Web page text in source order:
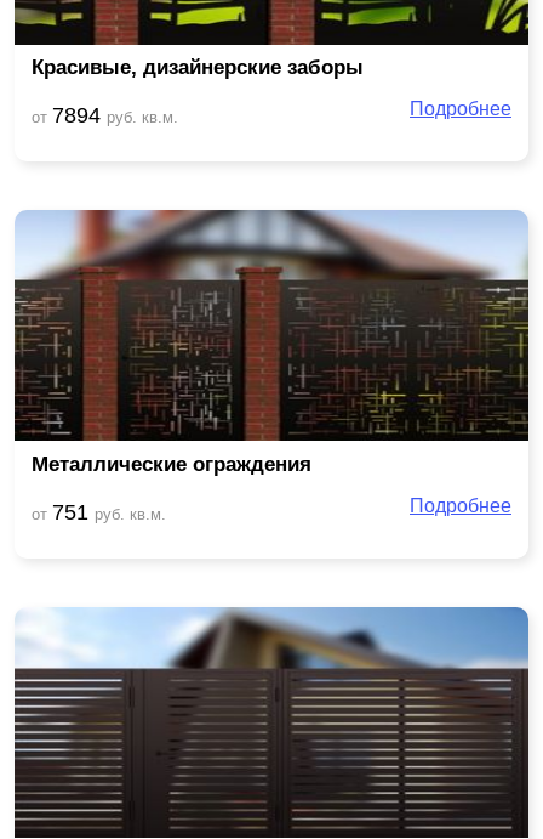
Красивые, дизайнерские заборы
от 7894 руб. кв.м. Подробнее
Металлические ограждения
от 751 руб. кв.м. Подробнее